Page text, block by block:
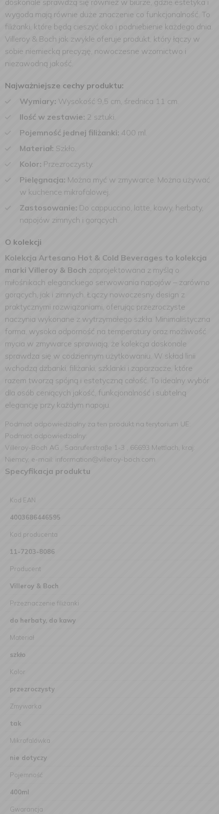
doskonale sprawdzą się również w biurze, gdzie estetyka i
wygoda mają równie duże znaczenie co funkcjonalność. To
filiżanki, które będą cieszyć oko i podniebienie każdego dnia.
Villeroy & Boch jak zwykle oferuje produkt, który łączy w
sobie niemiecką precyzję, nowoczesne wzornictwo i
niezawodną jakość.
Najważniejsze cechy produktu:
Wymiary: Wysokość 9,5 cm, średnica 11 cm.
Ilość w zestawie: 2 sztuki.
Pojemność jednej filiżanki: 400 ml.
Materiał: Szkło.
Kolor: Przezroczysty.
Pielęgnacja: Można myć w zmywarce. Można używać
w kuchence mikrofalowej.
Zastosowanie: Do cappuccino, latte, kawy, herbaty,
napojów zimnych i gorących.
O kolekcji
Kolekcja Artesano Hot & Cold Beverages to kolekcja
marki Villeroy & Boch zaprojektowana z myślą o
miłośnikach eleganckiego serwowania napojów – zarówno
gorących, jak i zimnych. Łączy nowoczesny design z
praktycznymi rozwiązaniami, oferując przezroczyste
naczynia wykonane z wytrzymałego szkła. Minimalistyczna
forma, wysoka odporność na temperatury oraz możliwość
mycia w zmywarce sprawiają, że kolekcja doskonale
sprawdza się w codziennym użytkowaniu. W skład linii
wchodzą dzbanki, filiżanki, szklanki i zaparzacze, które
razem tworzą spójną i estetyczną całość. To idealny wybór
dla osób ceniących jakość, funkcjonalność i subtelną
elegancję przy każdym napoju.
Podmiot odpowiedzialny za ten produkt na terytorium UE:
Podmiot odpowiedzialny:
Villeroy-Boch AG , Saaruferstraβe 1-3 , 66693 Mettlach, kraj:
Niemcy, e-mail: information@villeroy-boch.com
Specyfikacja produktu
Kod EAN
4003686446595
Kod producenta
11-7203-8086
Producent
Villeroy & Boch
Przeznaczenie filiżanki
do herbaty, do kawy
Materiał
szkło
Kolor
przezroczysty
Zmywarka
tak
Mikrofalówka
nie dotyczy
Pojemność
400ml
Gwarancja